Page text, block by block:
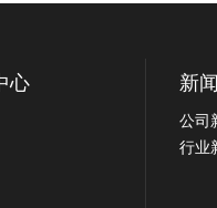
心 新
公司
行业